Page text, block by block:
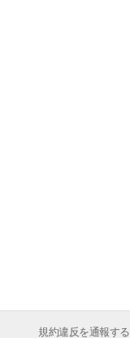
規約違反を通報する